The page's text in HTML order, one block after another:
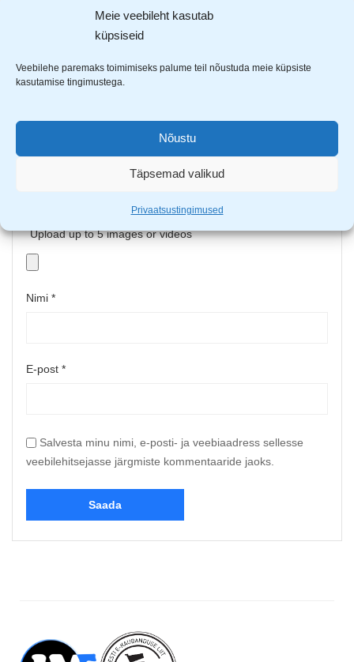
Meie veebileht kasutab
küpsiseid
Veebilehe paremaks toimimiseks palume teil nõustuda meie küpsiste
kasutamise tingimustega.
Nõustu
Täpsemad valikud
Privaatsustingimused
Upload up to 5 images or videos
Nimi *
E-post *
Salvesta minu nimi, e-posti- ja veebiaadress sellesse
veebilehitsejasse järgmiste kommentaaride jaoks.